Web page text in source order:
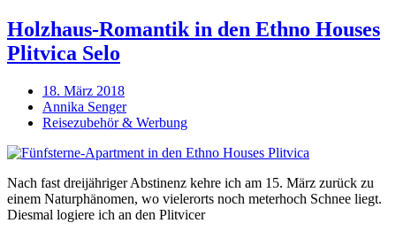
Holzhaus-Romantik in den Ethno Houses
Plitvica Selo
18. März 2018
Annika Senger
Reisezubehör & Werbung
Nach fast dreijähriger Abstinenz kehre ich am 15. März zurück zu
einem Naturphänomen, wo vielerorts noch meterhoch Schnee liegt.
Diesmal logiere ich an den Plitvicer